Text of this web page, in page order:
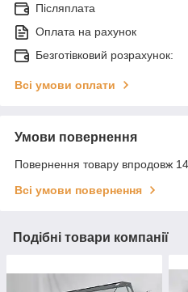
Післяплата
Оплата на рахунок
Безготівковий розрахунок:
Всі умови оплати
Умови повернення
Повернення товару впродовж
Всі умови повернення
Подібні товари компанії